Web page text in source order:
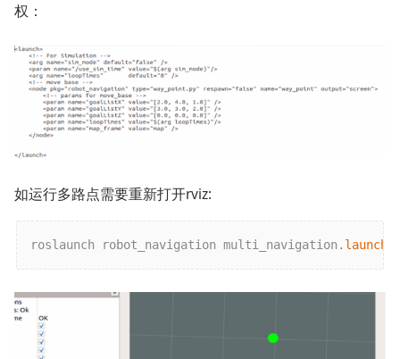
权：
如运行多路点需要重新打开rviz:
roslaunch robot_navigation multi_navigation. launch